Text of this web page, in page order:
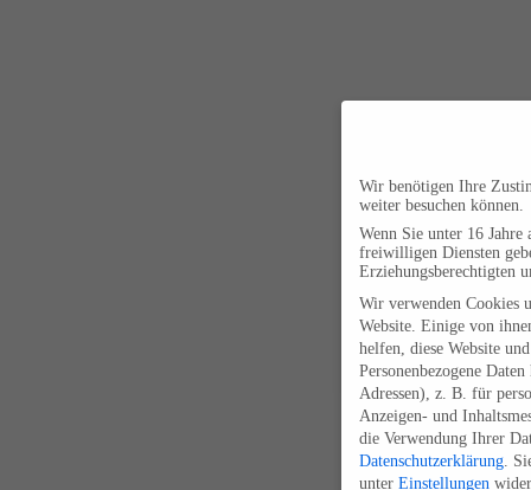
Wir benötigen Ihre
weiter besuchen können.
Wenn Sie unter 16
freiwilligen Diensten
Erziehungsberechtigten
Wir verwenden Cookies
Website. Einige von
helfen, diese Website
Personenbezogene
Adressen), z. B. für
Anzeigen- und
die Verwendung Ihrer
Datenschutzerklärung
unter Einstellungen